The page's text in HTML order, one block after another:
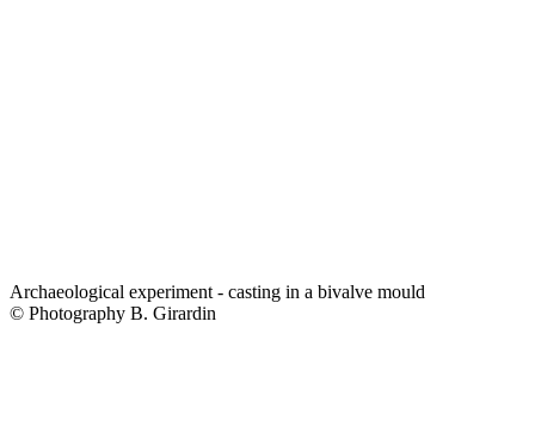
Archaeological experiment - casting in a bivalve mould
© Photography B. Girardin